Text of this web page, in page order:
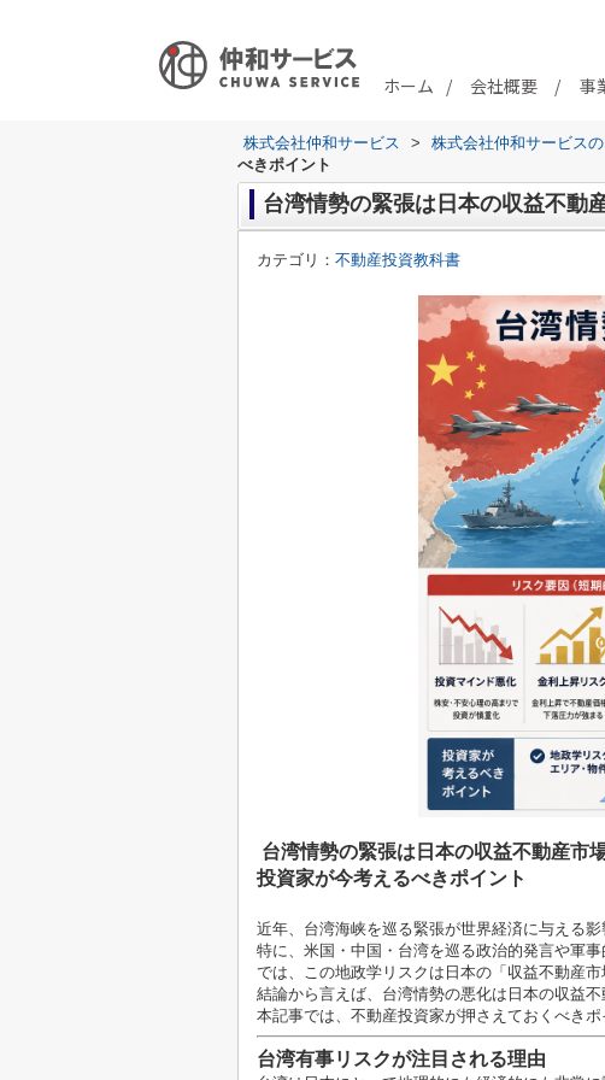
ホーム 会社概要 事
株式会社仲和サービス > 株式会社仲和サービス
べきポイント
台湾情勢の緊張は日本の収益不動
カテゴリ： 不動産投資教科書
台湾情勢の緊張は日本の収益不動産市
投資家が今考えるべきポイント
近年、台湾海峡を巡る緊張が世界経済に与える影
特に、米国・中国・台湾を巡る政治的発言や軍
では、この地政学リスクは日本の「収益不動産
結論から言えば、台湾情勢の悪化は日本の収益
本記事では、不動産投資家が押さえておくべきポ
台湾有事リスクが注目される理由